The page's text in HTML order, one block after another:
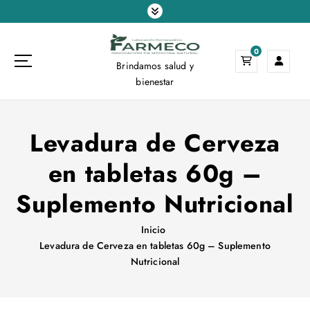
a
a
Brindamos salud y
bienestar
0
Levadura de Cerveza
en tabletas 60g –
Suplemento Nutricional
Inicio
Levadura de Cerveza en tabletas 60g – Suplemento
Nutricional